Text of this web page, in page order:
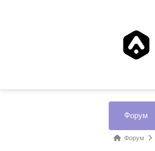
Форума
Форум
ФорумФорум